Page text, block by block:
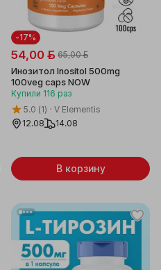
-17%
54,00 ƃ 65,00 ƃ
Инозитол Inositol 500mg
100veg caps NOW
Купили 116 раз
5.0 (1)
V Elementis
12.08
14.08
В корзину